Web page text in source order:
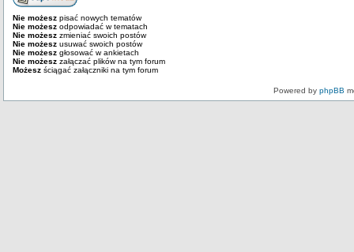
Nie możesz pisać nowych tematów
Nie możesz odpowiadać w tematach
Nie możesz zmieniać swoich postów
Nie możesz usuwać swoich postów
Nie możesz głosować w ankietach
Nie możesz załączać plików na tym forum
Możesz ściągać załączniki na tym forum
Powered by phpBB